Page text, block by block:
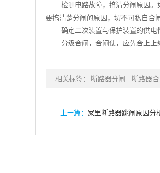
检测电路故障，搞清分闸原因
要搞清楚分闸的原因，切不可私自合
确定二次装置与保护装置的供电
分级合闸，合闸使，应先合上上
相关标签： 断路器分闸 断路器合
上一篇： 家里断路器跳闸原因分